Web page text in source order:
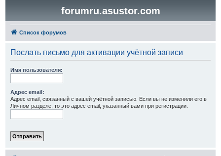
forumru.asustor.com
Список форумов
Послать письмо для активации учётной записи
Имя пользователя:
Адрес email:
Адрес email, связанный с вашей учётной записью. Если вы не изменили его в
Личном разделе, то это адрес email, указанный вами при регистрации.